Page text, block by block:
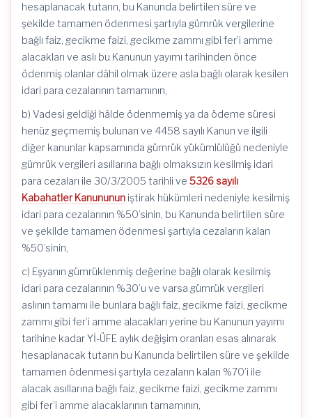
hesaplanacak tutarın, bu Kanunda belirtilen süre ve
şekilde tamamen ödenmesi şartıyla gümrük vergilerine
bağlı faiz, gecikme faizi, gecikme zammı gibi fer’i amme
alacakları ve aslı bu Kanunun yayımı tarihinden önce
ödenmiş olanlar dâhil olmak üzere asla bağlı olarak kesilen
idari para cezalarının tamamının,
b) Vadesi geldiği hâlde ödenmemiş ya da ödeme süresi
henüz geçmemiş bulunan ve 4458 sayılı Kanun ve ilgili
diğer kanunlar kapsamında gümrük yükümlülüğü nedeniyle
gümrük vergileri asıllarına bağlı olmaksızın kesilmiş idari
para cezaları ile 30/3/2005 tarihli ve 5326 sayılı
Kabahatler Kanununun iştirak hükümleri nedeniyle kesilmiş
idari para cezalarının %50’sinin, bu Kanunda belirtilen süre
ve şekilde tamamen ödenmesi şartıyla cezaların kalan
%50’sinin,
c) Eşyanın gümrüklenmiş değerine bağlı olarak kesilmiş
idari para cezalarının %30’u ve varsa gümrük vergileri
aslının tamamı ile bunlara bağlı faiz, gecikme faizi, gecikme
zammı gibi fer’i amme alacakları yerine bu Kanunun yayımı
tarihine kadar Yİ-ÜFE aylık değişim oranları esas alınarak
hesaplanacak tutarın bu Kanunda belirtilen süre ve şekilde
tamamen ödenmesi şartıyla cezaların kalan %70’i ile
alacak asıllarına bağlı faiz, gecikme faizi, gecikme zammı
gibi fer’i amme alacaklarının tamamının,